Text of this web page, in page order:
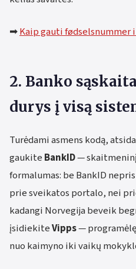
➡Kaip gauti
2. Banko
durys į visą
Turėdami asmens kodą,
gaukite BankID— skaitmeninį
formalumas: be BankID
prie sveikatos portalo, nei
kadangi Norvegija beveik
įsidiekiteVipps—
nuo kaimyno iki vaikų